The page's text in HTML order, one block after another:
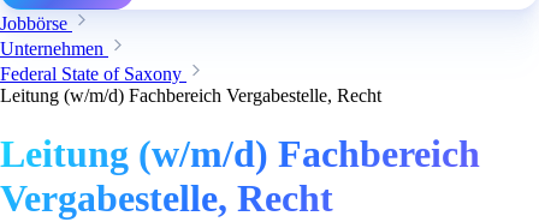
Jobbörse
Unternehmen
Federal State of Saxony
Leitung (w/m/d) Fachbereich Vergabestelle, Recht
Leitung (w/m/d) Fachbereich
Vergabestelle, Recht